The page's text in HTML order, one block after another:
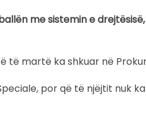
me sistemin e
të martë ka shkuar në
por që të njëjtit nuk